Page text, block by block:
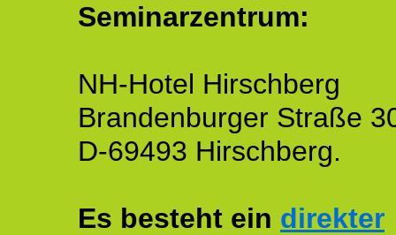
Seminarzentrum:
NH-Hotel Hirschberg
Brandenburger Straße
D-69493 Hirschberg.
Es besteht ein direkter